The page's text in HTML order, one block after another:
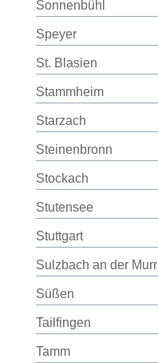
Sonnenbühl
Speyer
St. Blasien
Stammheim
Starzach
Steinenbronn
Stockach
Stutensee
Stuttgart
Sulzbach an der Murr
Süßen
Tailfingen
Tamm